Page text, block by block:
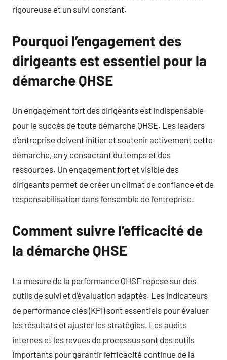
rigoureuse et un suivi constant.
Pourquoi l’engagement des
dirigeants est essentiel pour la
démarche QHSE
Un engagement fort des dirigeants est indispensable
pour le succès de toute démarche QHSE. Les leaders
d’entreprise doivent initier et soutenir activement cette
démarche, en y consacrant du temps et des
ressources. Un engagement fort et visible des
dirigeants permet de créer un climat de confiance et de
responsabilisation dans l’ensemble de l’entreprise.
Comment suivre l’efficacité de
la démarche QHSE
La mesure de la performance QHSE repose sur des
outils de suivi et d’évaluation adaptés. Les indicateurs
de performance clés (KPI) sont essentiels pour évaluer
les résultats et ajuster les stratégies. Les audits
internes et les revues de processus sont des outils
importants pour garantir l’efficacité continue de la